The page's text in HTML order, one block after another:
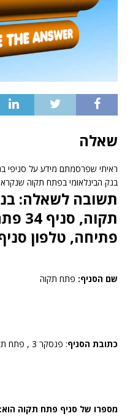
שאלה
ראיתי שפרסמתם מידע על סניפי
בנק הבינלאומי בפתח תקוה שנקרא
תשובה לשאלה:
פתיחה, טלפון
שם הסניף: פתח תקוה
כתובת הסניף: פנסקר 3 , פתח תקוה.
מספרו של סניף פתח תקוה הוא: